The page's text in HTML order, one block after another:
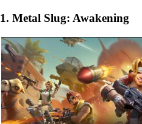
1. Metal Slug: Awakening